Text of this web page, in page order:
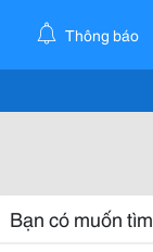
Thông báo
Bạn có muốn